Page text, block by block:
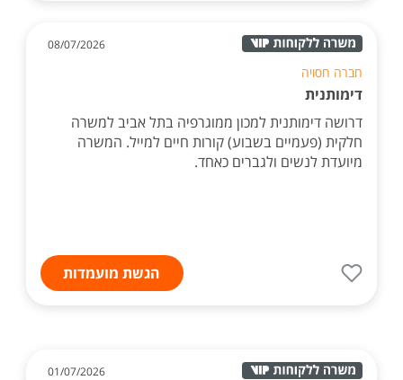
08/07/2026
חברה חסויה
דימותנית
דרושה דימותנית למכון ממוגרפיה בתל אביב למשרה
חלקית (פעמיים בשבוע) קורות חיים למייל. המשרה
מיועדת לנשים ולגברים כאחד.
הגשת מועמדות
01/07/2026